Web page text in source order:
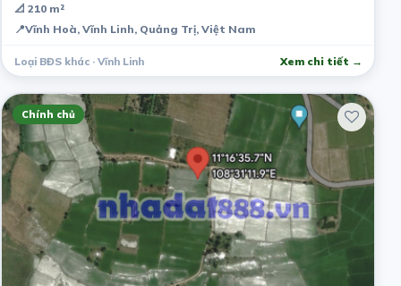
📐 210 m²
📍Vĩnh Hoà, Vĩnh Linh, Quảng Trị, Việt Nam
Loại BĐS khác · Vĩnh Linh Xem chi tiết →
Chính chủ